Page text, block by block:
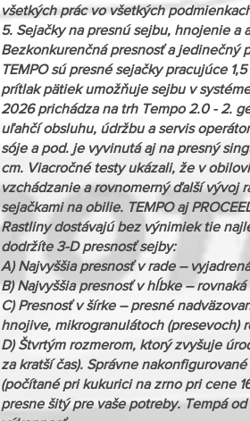
všetkých prác vo všetkých
5. Sejačky na presnú sejbu, hnojenie a
Bezkonkurenčná presnosť a jedinečný
TEMPO sú presné sejačky pracujúce
prítlak pätiek umožňuje sejbu v
2026 prichádza na trh Tempo 2.0 - 2.
uľahčí obsluhu, údržbu a servis
sóje a pod. je vyvinutá aj na presný
cm. Viacročné testy ukázali, že v
vzchádzanie a rovnomerný ďalší vývoj
sejačkami na obilie. TEMPO aj
Rastliny dostávajú bez výnimiek tie
dodržíte 3-D presnosť sejby:
A) Najvyššia presnosť v rade –
B) Najvyššia presnosť v hĺbke –
C) Presnosť v šírke – presné
hnojive, mikrogranulátoch (presevoch)
D) Štvrtým rozmerom, ktorý zvyšuje
za kratší čas). Správne
(počítané pri kukurici na zrno pri cene
presne šitý pre vaše potreby. Tempá